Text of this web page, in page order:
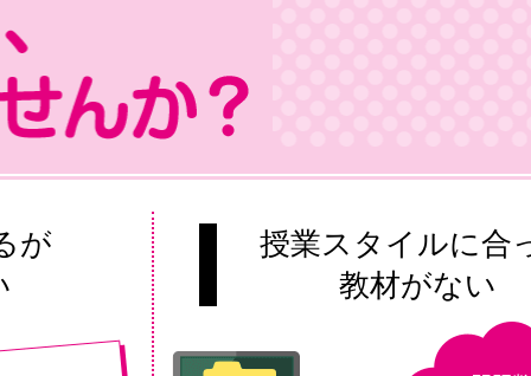
が
授業スタイルに合
教材がない